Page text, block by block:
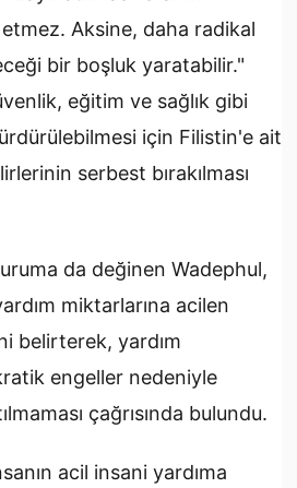
Aksine, daha radikal
bir boşluk yaratabilir."
eğitim ve sağlık gibi
için Filistin'e ait
serbest bırakılması
da değinen Wadephul,
miktarlarına acilen
belirterek, yardım
engeller nedeniyle
çağrısında bulundu.
acil insani yardıma